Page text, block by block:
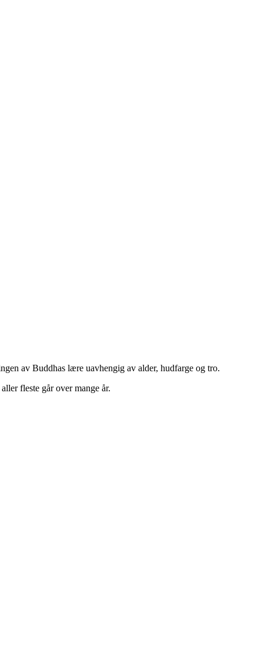
av Buddhas lære uavhengig av alder, hudfarge og tro.
fleste går over mange år.